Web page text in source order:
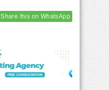
Share this on WhatsApp